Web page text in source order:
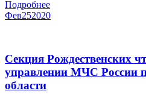
Подробнее
Фев252020
Секция Рождественских
управлении МЧС России
области